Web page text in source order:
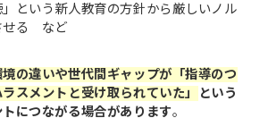
という新人教育の方針から厳しいノル
せる など
の違いや世代間ギャップが「指導のつ
スメントと受け取られていた」
という
につながる場合があります。